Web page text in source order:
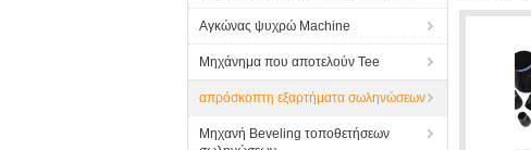
Αγκώνας ψυχρώ Machine
Μηχάνημα που αποτελούν Tee
απρόσκοπτη εξαρτήματα σωληνώσεων
Μηχανή Beveling τοποθετήσεων